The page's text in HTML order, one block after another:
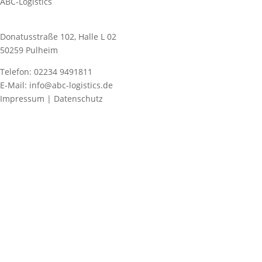
Donatusstraße 102, Halle L 02
50259 Pulheim
Telefon: 02234 9491811
E-Mail: info@abc-logistics.de
Impressum | Datenschutz